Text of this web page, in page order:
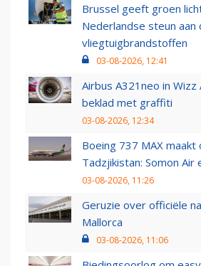
Brussel geeft groen
Nederlandse steun aan
vliegtuigbrandstoffen
03-08-2026, 12:41
Airbus A321neo in
beklad met graffiti
03-08-2026, 12:34
Boeing 737 MAX maakt
Tadzjikistan: Somon Air
03-08-2026, 11:26
Geruzie over officiële
Mallorca
03-08-2026, 11:06